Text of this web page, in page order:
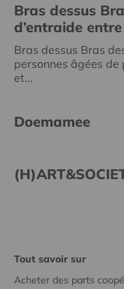
Bras dessus
d’entraide
Bras dessus Bras
personnes âgées
et...
Doemamee
Tout savoir sur
Acheter des parts